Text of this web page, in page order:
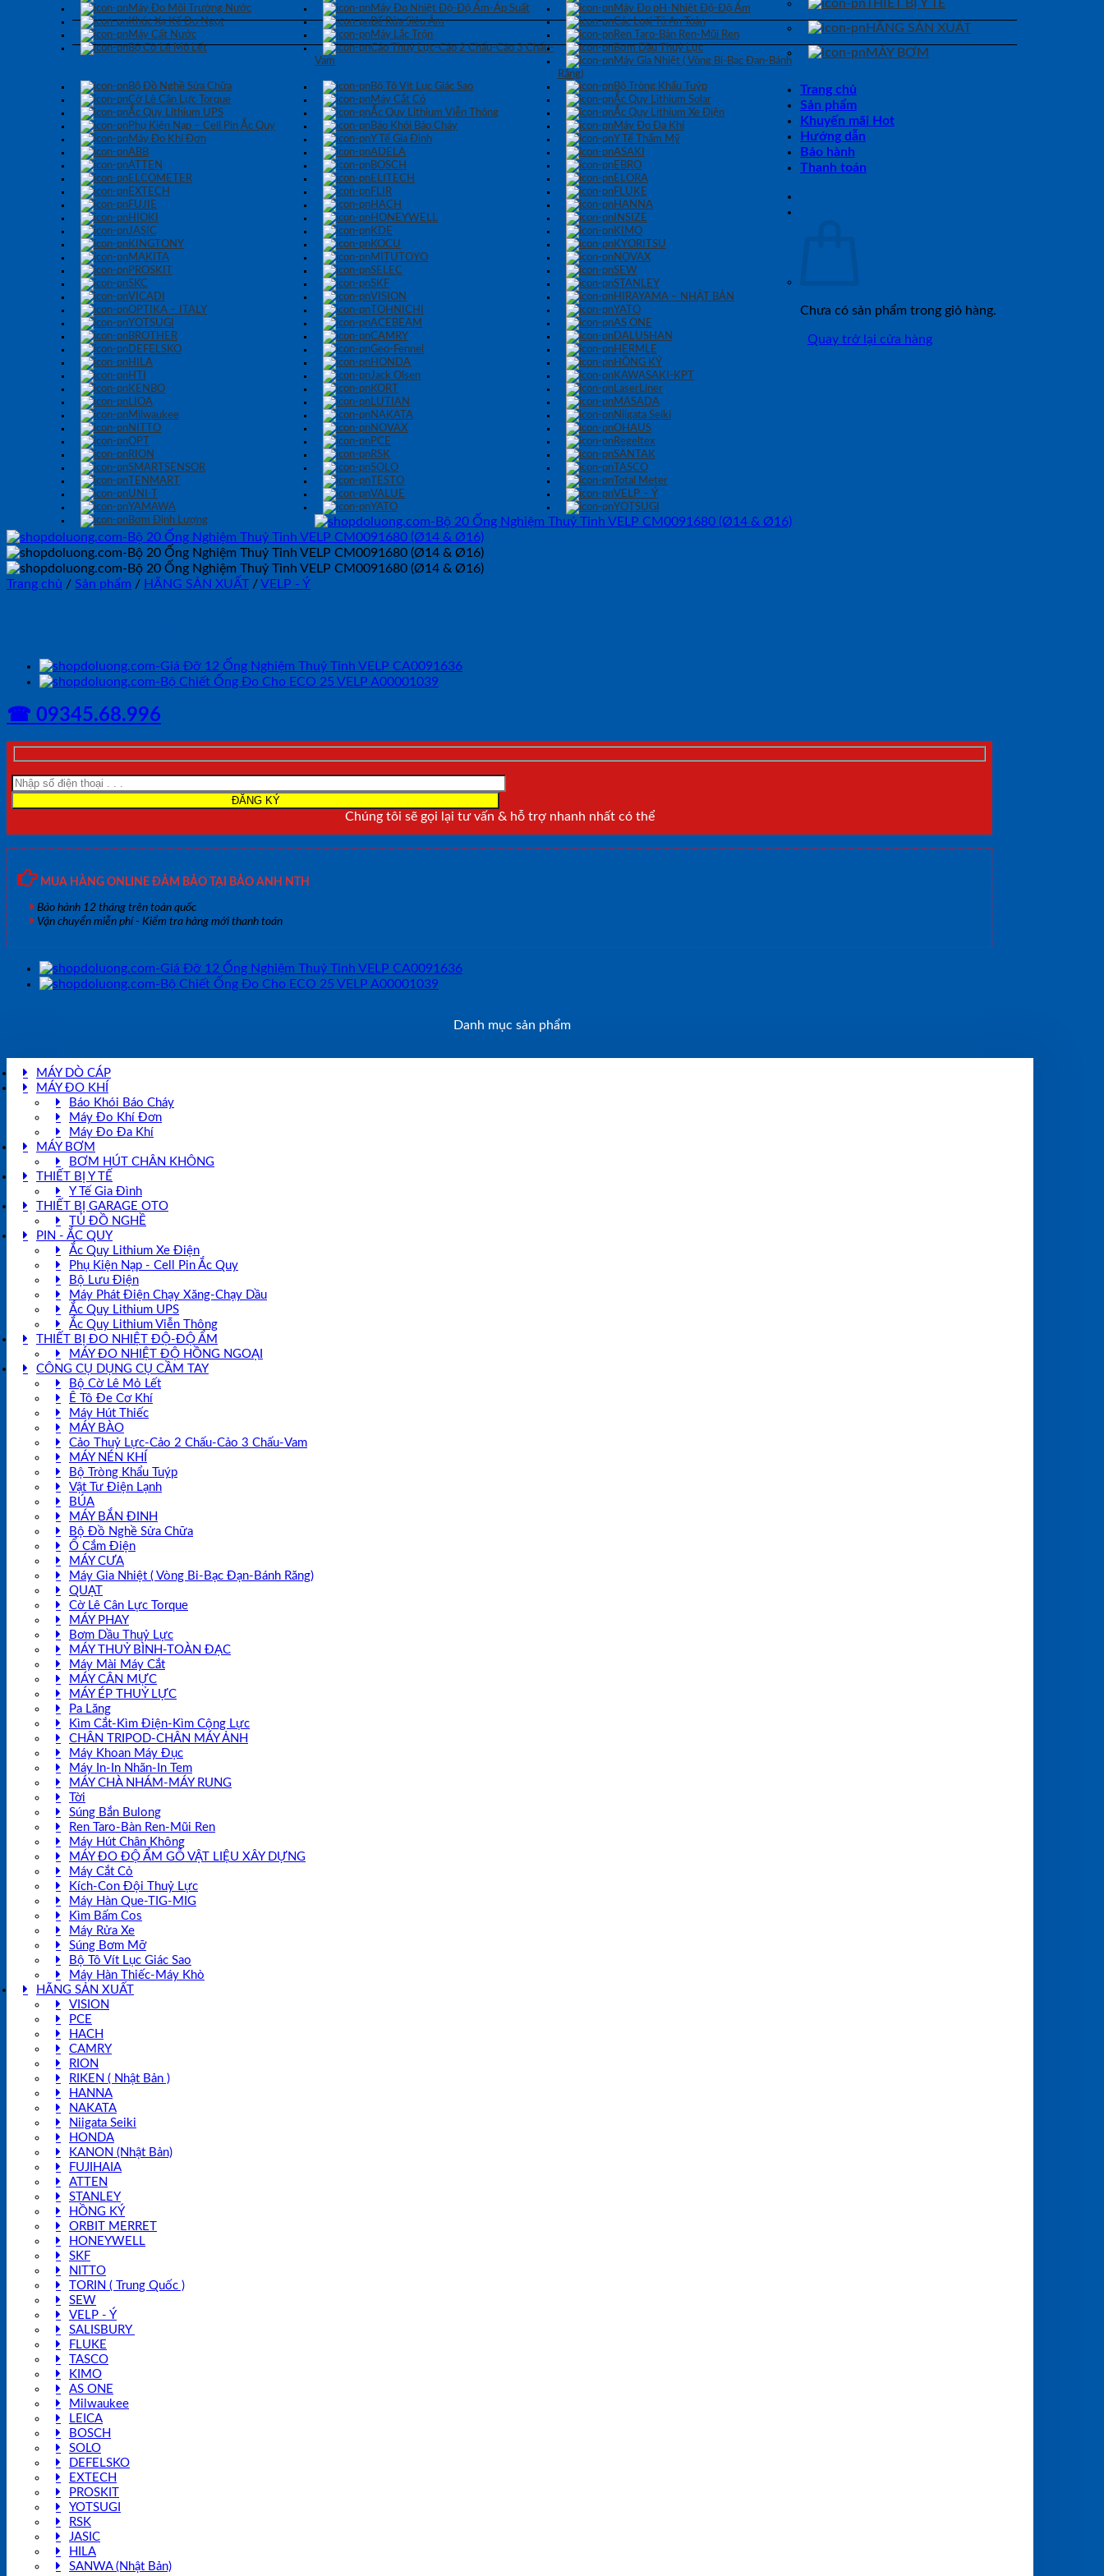
Máy Đo Môi Trường Nước
Máy Đo Nhiệt Độ-Độ Ẩm-Áp Suất
Máy Đo pH-Nhiệt Độ-Độ Ẩm
Khúc Xạ Kế Đo Ngọt
Bể Rửa Siêu Âm
Các Loại Tủ An Toàn
Máy Cất Nước
Máy Lắc Trộn
Ren Taro-Bàn Ren-Mũi Ren
Bộ Cờ Lê Mỏ Lết
Cảo Thuỷ Lực-Cảo 2 Chấu-Cảo 3 Chấu-
Vam
Bơm Dầu Thuỷ Lực
Máy Gia Nhiệt ( Vòng Bi-Bạc Đạn-Bánh
Răng)
Bộ Đồ Nghề Sửa Chữa
Bộ Tô Vít Lục Giác Sao
Bộ Tròng Khẩu Tuýp
Cờ Lê Cân Lực Torque
Máy Cắt Cỏ
Ắc Quy Lithium Solar
Ắc Quy Lithium UPS
Ắc Quy Lithium Viễn Thông
Ắc Quy Lithium Xe Điện
Phụ Kiện Nạp – Cell Pin Ắc Quy
Báo Khói Báo Cháy
Máy Đo Đa Khí
Máy Đo Khí Đơn
THIẾT BỊ Y TẾ
Y Tế Gia Đình Y Tế Thẩm Mỹ
HÃNG SẢN XUẤT
ABB ADELA
ASAKI
ATTEN
BOSCH
EBRO
ELCOMETER
ELITECH
ELORA
EXTECH
FLIR
FLUKE
FUJIE
HACH
HANNA
HIOKI
HONEYWELL
INSIZE
JASIC
KDE
KIMO
KINGTONY
KOCU
KYORITSU
MAKITA
MITUTOYO
NOVAX
PROSKIT
SELEC
SEW
SKC
SKF
STANLEY
VICADI
VISION
HIRAYAMA – NHẬT BẢN
OPTIKA – ITALY
TOHNICHI
YATO
YOTSUGI
ACEBEAM
AS ONE
BROTHER
CAMRY
DALUSHAN
DEFELSKO
Geo-Fennel
HERMLE
HILA
HONDA
HỒNG KÝ
HTI
Jack Olsen
KAWASAKI-KPT
KENBO
KORT
LaserLiner
LIOA
LUTIAN
MASADA
Milwaukee
NAKATA
Niigata Seiki
NITTO
NOVAX
OHAUS
OPT
PCE
Regeltex
RION
RSK
SANTAK
SMARTSENSOR
SOLO
TASCO
TENMART
TESTO
Total Meter
UNI-T
VALUE
VELP – Ý
YAMAWA
YATO YOTSUGI
MÁY BƠM
Bơm Định Lượng
Trang chủ
Sản phẩm
Khuyến mãi Hot
Hướng dẫn
Bảo hành
Thanh toán
Chưa có sản phẩm trong giỏ hàng.
Quay trở lại cửa hàng
Trang chủ / Sản phẩm / HÃNG SẢN XUẤT /VELP - Ý
☎ 09345.68.996
Chúng tôi sẽ gọi lại tư vấn & hỗ trợ nhanh nhất có thể
MUA HÀNG ONLINE ĐẢM BẢO TẠI BẢO ANH NTH
Bảo hành 12 tháng trên toàn quốc
Vận chuyển miễn phí - Kiểm tra hàng mới thanh toán
Danh mục sản phẩm
MÁY DÒ CÁP
MÁY ĐO KHÍ
Báo Khói Báo Cháy
Máy Đo Khí Đơn
Máy Đo Đa Khí
MÁY BƠM
BƠM HÚT CHÂN KHÔNG
THIẾT BỊ Y TẾ
Y Tế Gia Đình
THIẾT BỊ GARAGE OTO
TỦ ĐỒ NGHỀ
PIN - ẮC QUY
Ắc Quy Lithium Xe Điện
Phụ Kiện Nạp - Cell Pin Ắc Quy
Bộ Lưu Điện
Máy Phát Điện Chạy Xăng-Chạy Dầu
Ắc Quy Lithium UPS
Ắc Quy Lithium Viễn Thông
THIẾT BỊ ĐO NHIỆT ĐỘ-ĐỘ ẨM
MÁY ĐO NHIỆT ĐỘ HỒNG NGOẠI
CÔNG CỤ DỤNG CỤ CẦM TAY
Bộ Cờ Lê Mỏ Lết
Ê Tô Đe Cơ Khí
Máy Hút Thiếc
MÁY BÀO
Cảo Thuỷ Lực-Cảo 2 Chấu-Cảo 3 Chấu-Vam
MÁY NÉN KHÍ
Bộ Tròng Khẩu Tuýp
Vật Tư Điện Lạnh
BÚA
MÁY BẮN ĐINH
Bộ Đồ Nghề Sửa Chữa
Ổ Cắm Điện
MÁY CƯA
Máy Gia Nhiệt ( Vòng Bi-Bạc Đạn-Bánh Răng)
QUẠT
Cờ Lê Cân Lực Torque
MÁY PHAY
Bơm Dầu Thuỷ Lực
MÁY THUỶ BÌNH-TOÀN ĐẠC
Máy Mài Máy Cắt
MÁY CÂN MỰC
MÁY ÉP THUỶ LỰC
Pa Lăng
Kìm Cắt-Kìm Điện-Kìm Cộng Lực
CHÂN TRIPOD-CHÂN MÁY ẢNH
Máy Khoan Máy Đục
Máy In-In Nhãn-In Tem
MÁY CHÀ NHÁM-MÁY RUNG
Tời
Súng Bắn Bulong
Ren Taro-Bàn Ren-Mũi Ren
Máy Hút Chân Không
MÁY ĐO ĐỘ ẨM GỖ VẬT LIỆU XÂY DỰNG
Máy Cắt Cỏ
Kích-Con Đội Thuỷ Lực
Máy Hàn Que-TIG-MIG
Kìm Bấm Cos
Máy Rửa Xe
Súng Bơm Mỡ
Bộ Tô Vít Lục Giác Sao
Máy Hàn Thiếc-Máy Khò
HÃNG SẢN XUẤT
VISION
PCE
HACH
CAMRY
RION
RIKEN ( Nhật Bản )
HANNA
NAKATA
Niigata Seiki
HONDA
KANON (Nhật Bản)
FUJIHAIA
ATTEN
STANLEY
HỒNG KÝ
ORBIT MERRET
HONEYWELL
SKF
NITTO
TORIN ( Trung Quốc )
SEW
VELP - Ý
SALISBURY
FLUKE
TASCO
KIMO
AS ONE
Milwaukee
LEICA
BOSCH
SOLO
DEFELSKO
EXTECH
PROSKIT
YOTSUGI
RSK
JASIC
HILA
SANWA (Nhật Bản)